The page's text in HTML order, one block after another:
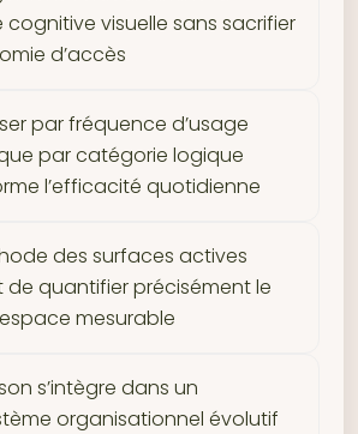
visuelle sans sacrifier
d’accès
par fréquence d’usage
par catégorie logique
l’efficacité quotidienne
des surfaces actives
de quantifier précisément le
mesurable
s’intègre dans un
organisationnel évolutif